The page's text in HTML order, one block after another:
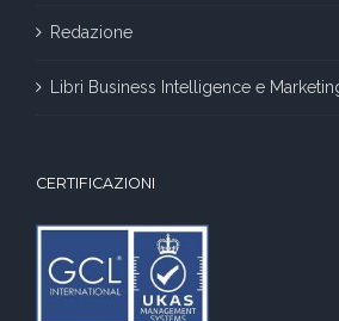
Redazione
Libri Business Intelligence e
CERTIFICAZIONI